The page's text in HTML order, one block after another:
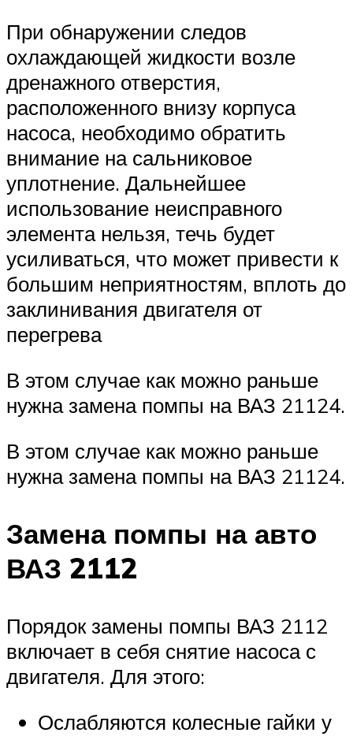
При обнаружении следов
охлаждающей жидкости возле
дренажного отверстия,
расположенного внизу корпуса
насоса, необходимо обратить
внимание на сальниковое
уплотнение. Дальнейшее
использование неисправного
элемента нельзя, течь будет
усиливаться, что может привести к
большим неприятностям, вплоть до
заклинивания двигателя от
перегрева
В этом случае как можно раньше
нужна замена помпы на ВАЗ 21124.
В этом случае как можно раньше
нужна замена помпы на ВАЗ 21124.
Замена помпы на авто
ВАЗ 2112
Порядок замены помпы ВАЗ 2112
включает в себя снятие насоса с
двигателя. Для этого:
Ослабляются колесные гайки у